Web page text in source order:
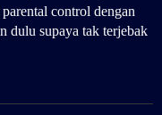
control dengan
dulu supaya tak terjebak